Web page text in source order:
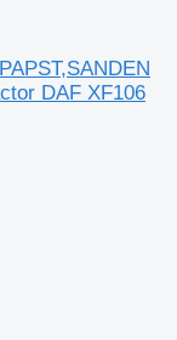
DAF XF106